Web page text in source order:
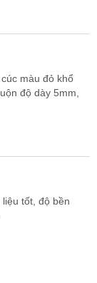
màu đỏ khổ
độ dày 5mm,
tốt, độ bền